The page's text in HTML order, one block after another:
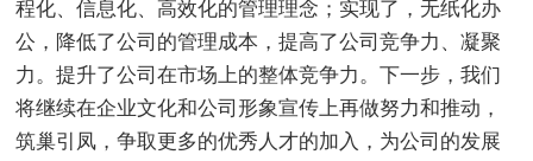
程化、信息化、高效化的管理理念；实现了，无纸化办
公，降低了公司的管理成本，提高了公司竞争力、凝聚
力。提升了公司在市场上的整体竞争力。下一步，我们
将继续在企业文化和公司形象宣传上再做努力和推动，
筑巢引凤，争取更多的优秀人才的加入，为公司的发展